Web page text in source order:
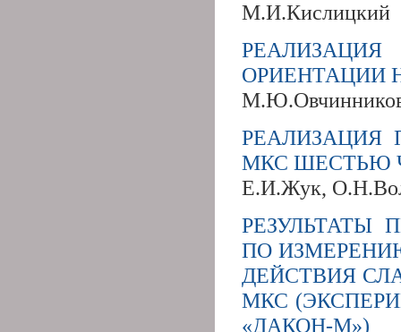
М.И.Кислицкий
ОРИЕНТАЦИИ
РЕАЛИЗАЦИЯ
МКС ШЕСТЬЮ
Е.И.Жук,
РЕЗУЛЬТАТЫ
ПО
ДЕЙСТВИЯ
МКС
«ДАКОН-М»)